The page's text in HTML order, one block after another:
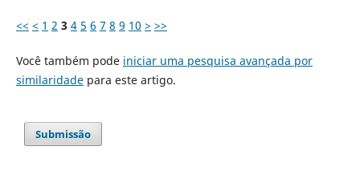
<< < 1 2 3 4 5 6 7 8 9 10 > >>
Você também pode iniciar uma pesquisa avançada por
similaridadepara este artigo.
Submissão